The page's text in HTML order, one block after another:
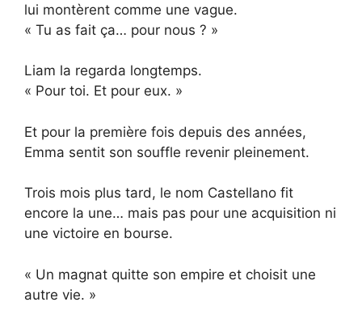
lui montèrent comme une vague.
« Tu as fait ça… pour nous ? »
Liam la regarda longtemps.
« Pour toi. Et pour eux. »
Et pour la première fois depuis des années,
Emma sentit son souffle revenir pleinement.
Trois mois plus tard, le nom Castellano fit
encore la une… mais pas pour une acquisition ni
une victoire en bourse.
« Un magnat quitte son empire et choisit une
autre vie. »